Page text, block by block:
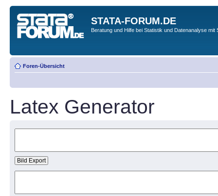
STATA-FORUM.DE
Beratung und Hilfe bei Statistik und Datenanalyse mit
Foren-Übersicht
Latex Generator